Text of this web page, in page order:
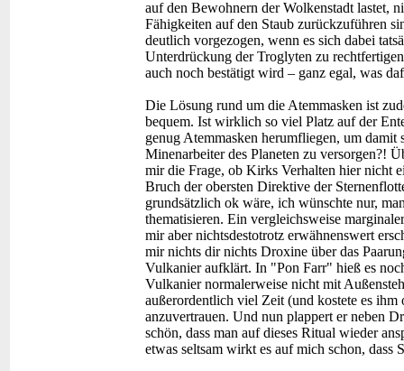
auf den Bewohnern der Wolkenstadt lastet,
Fähigkeiten auf den Staub zurückzuführen
deutlich vorgezogen, wenn es sich dabei
Unterdrückung der Troglyten zu
auch noch bestätigt wird – ganz egal, was
Die Lösung rund um die Atemmasken ist
bequem. Ist wirklich so viel Platz auf der
genug Atemmasken herumfliegen, um damit
Minenarbeiter des Planeten zu versorgen?!
mir die Frage, ob Kirks Verhalten hier nicht
Bruch der obersten Direktive der
grundsätzlich ok wäre, ich wünschte nur,
thematisieren. Ein vergleichsweise
mir aber nichtsdestotrotz erwähnenswert
mir nichts dir nichts Droxine über das
Vulkanier aufklärt. In "Pon Farr" hieß es
Vulkanier normalerweise nicht mit
außerordentlich viel Zeit (und kostete es
anzuvertrauen. Und nun plappert er neben
schön, dass man auf dieses Ritual wieder
etwas seltsam wirkt es auf mich schon, dass